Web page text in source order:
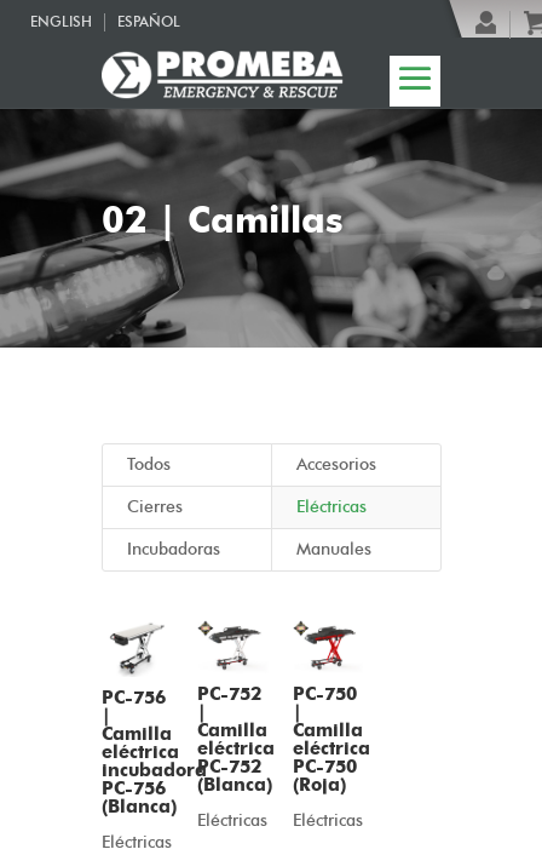
ENGLISH ESPAÑOL
02 | Camillas
Todos Accesorios
Cierres Eléctricas
Incubadoras Manuales
PC-756
|
Camilla
eléctrica
incubadora
PC-756
(Blanca)
Eléctricas
PC-752
Camilla
eléctrica
PC-752
(Blanca)
Eléctricas
PC-750
Camilla
eléctrica
PC-750
(Roja)
Eléctricas